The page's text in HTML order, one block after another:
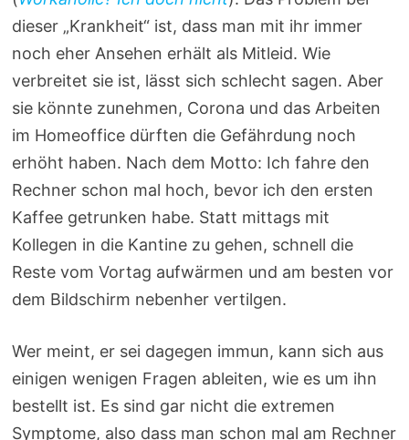
dieser „Krankheit“ ist, dass man mit ihr immer
noch eher Ansehen erhält als Mitleid. Wie
verbreitet sie ist, lässt sich schlecht sagen. Aber
sie könnte zunehmen, Corona und das Arbeiten
im Homeoffice dürften die Gefährdung noch
erhöht haben. Nach dem Motto: Ich fahre den
Rechner schon mal hoch, bevor ich den ersten
Kaffee getrunken habe. Statt mittags mit
Kollegen in die Kantine zu gehen, schnell die
Reste vom Vortag aufwärmen und am besten vor
dem Bildschirm nebenher vertilgen.
Wer meint, er sei dagegen immun, kann sich aus
einigen wenigen Fragen ableiten, wie es um ihn
bestellt ist. Es sind gar nicht die extremen
Symptome, also dass man schon mal am Rechner